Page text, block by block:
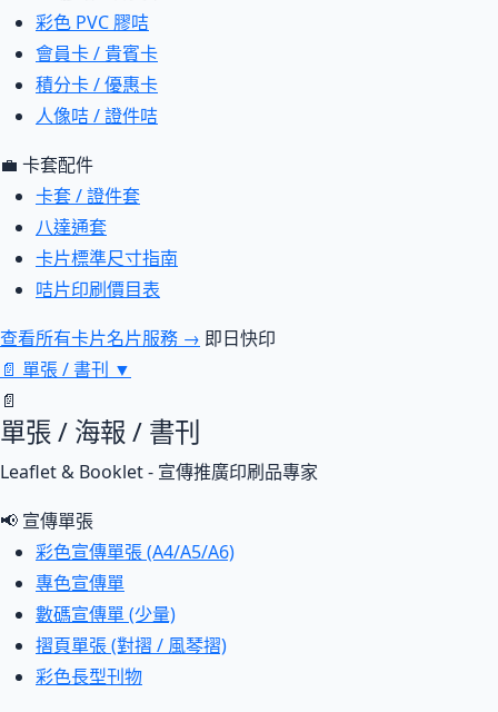
彩色 PVC 膠咭
會員卡 / 貴賓卡
積分卡 / 優惠卡
人像咭 / 證件咭
💼 卡套配件
卡套 / 證件套
八達通套
卡片標準尺寸指南
咭片印刷價目表
查看所有卡片名片服務 → 即日快印
📄 單張 / 書刊 ▼
📄
單張 / 海報 / 書刊
Leaflet & Booklet - 宣傳推廣印刷品專家
📢 宣傳單張
彩色宣傳單張 (A4/A5/A6)
專色宣傳單
數碼宣傳單 (少量)
摺頁單張 (對摺 / 風琴摺)
彩色長型刊物